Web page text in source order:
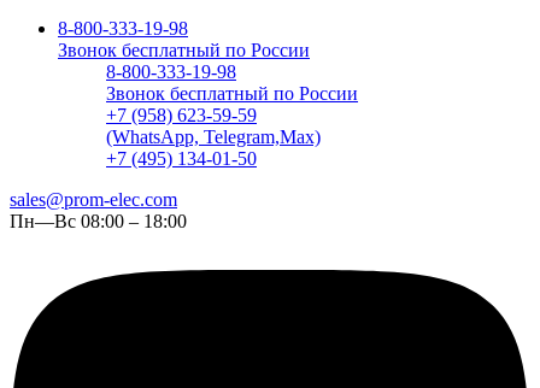
8-800-333-19-98
Звонок бесплатный по России
8-800-333-19-98
Звонок бесплатный по России
+7 (958) 623-59-59
(WhatsApp, Telegram,Max)
+7 (495) 134-01-50
sales@prom-elec.com
Пн—Вс 08:00 – 18:00